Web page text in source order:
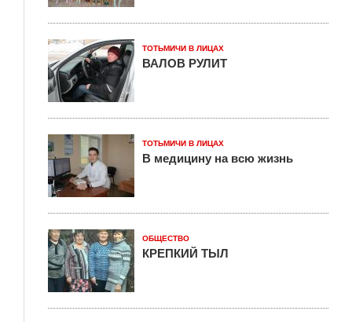
ТОТЬМИЧИ В ЛИЦАХ
ВАЛОВ РУЛИТ
ТОТЬМИЧИ В ЛИЦАХ
В медицину на всю жизнь
ОБЩЕСТВО
КРЕПКИЙ ТЫЛ